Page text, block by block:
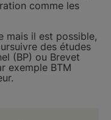
comme les
mais il est possible,
des études
(BP) ou Brevet
exemple BTM